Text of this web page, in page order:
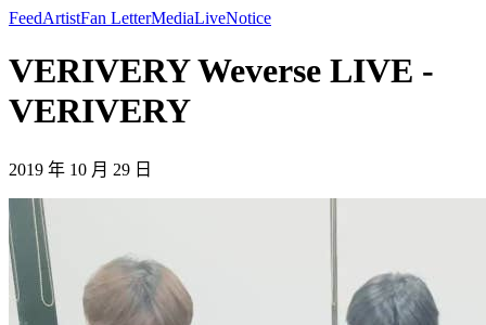
FeedArtistFan LetterMediaLiveNotice
VERIVERY Weverse LIVE -
VERIVERY
2019 年 10 月 29 日